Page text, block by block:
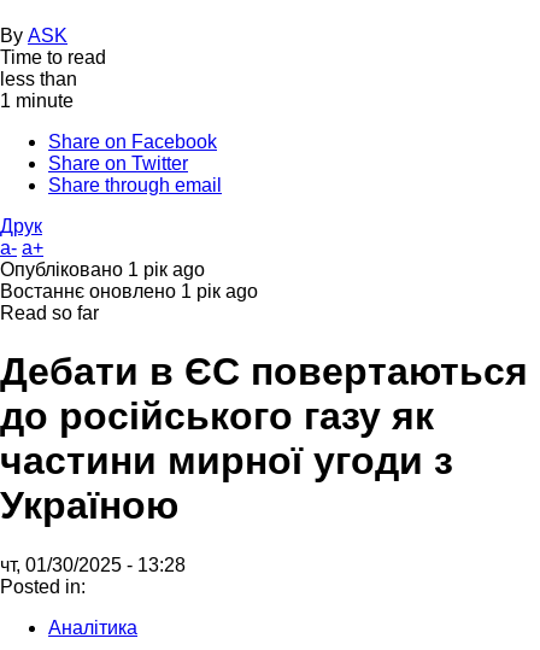
By ASK
Time to read
less than
1 minute
Share on Facebook
Share on Twitter
Share through email
Друк
a- a+
Опубліковано 1 рік ago
Востаннє оновлено 1 рік ago
Read so far
Дебати в ЄС повертаються
до російського газу як
частини мирної угоди з
Україною
чт, 01/30/2025 - 13:28
Posted in:
Аналітика